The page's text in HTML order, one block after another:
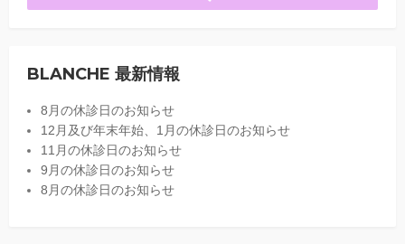
BLANCHE 最新情報
8月の休診日のお知らせ
12月及び年末年始、1月の休診日のお知らせ
11月の休診日のお知らせ
9月の休診日のお知らせ
8月の休診日のお知らせ